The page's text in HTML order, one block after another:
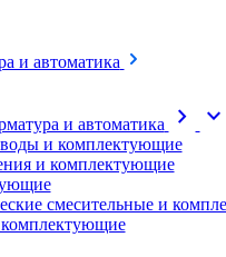
и автоматика
и автоматика
chevron_right expand_more
и комплектующие
и комплектующие
смесительные и